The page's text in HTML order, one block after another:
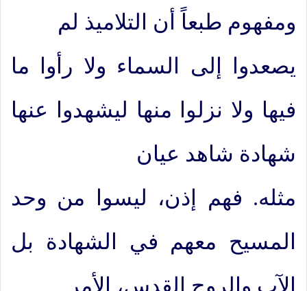
ومفهوم طبعاً أن التلاميذ لم
يصعدوا إلى السماء ولا رأوا ما
فيها ولا نزلوا منها ليشهدوا عنها
شهادة شاهد عيان
مثله. فهم إذن، ليسوا من وحد
المسيح معهم في الشهادة بل
الآب والروح القدس، الأمر